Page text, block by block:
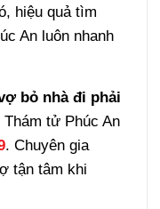
hiệu quả tìm
An luôn nhanh
bỏ nhà đi phải
tử Phúc An
. Chuyên gia
tận tâm khi